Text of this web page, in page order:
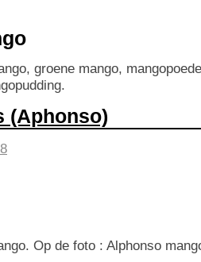
groene mango,
(Aphonso)
Op de foto : Alphonso